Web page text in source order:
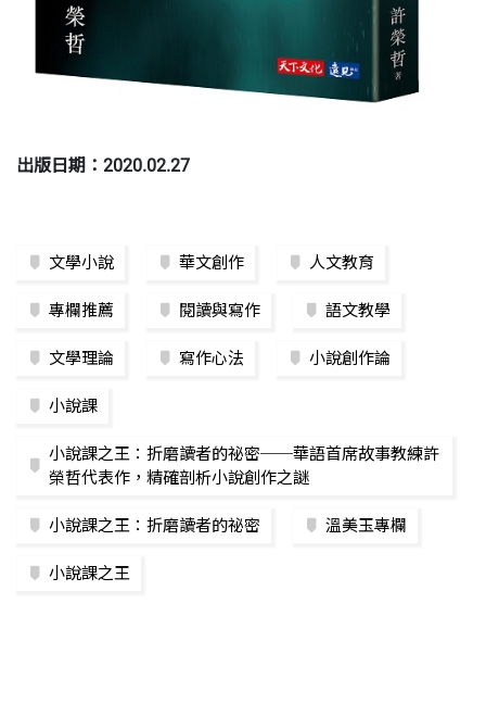
出版日期：2020.02.27
文學小說 華文創作 人文教育
專欄推薦 閱讀與寫作 語文教學
文學理論 寫作心法 小說創作論
小說課
小說課之王：折磨讀者的祕密──華語首席故事教練許
榮哲代表作，精確剖析小說創作之謎
小說課之王：折磨讀者的祕密 溫美玉專欄
小說課之王